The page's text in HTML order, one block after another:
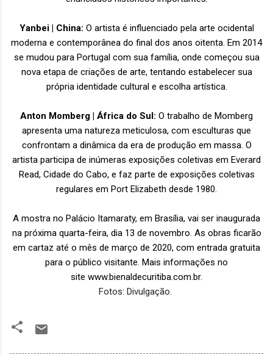
Yanbei | China: O artista é influenciado pela arte ocidental
moderna e contemporânea do final dos anos oitenta. Em 2014
se mudou para Portugal com sua família, onde começou sua
nova etapa de criações de arte, tentando estabelecer sua
própria identidade cultural e escolha artística.
Anton Momberg | África do Sul: O trabalho de Momberg
apresenta uma natureza meticulosa, com esculturas que
confrontam a dinâmica da era de produção em massa. O
artista participa de inúmeras exposições coletivas em Everard
Read, Cidade do Cabo, e faz parte de exposições coletivas
regulares em Port Elizabeth desde 1980.
A mostra no Palácio Itamaraty, em Brasília, vai ser inaugurada
na próxima quarta-feira, dia 13 de novembro. As obras ficarão
em cartaz até o mês de março de 2020, com entrada gratuita
para o público visitante. Mais informações no
site www.bienaldecuritiba.com.br.
Fotos: Divulgação.